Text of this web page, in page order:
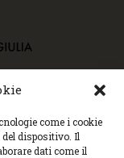
come i cookie
dispositivo. Il
dati come il
Nessun
Accedendo al
Policy sui